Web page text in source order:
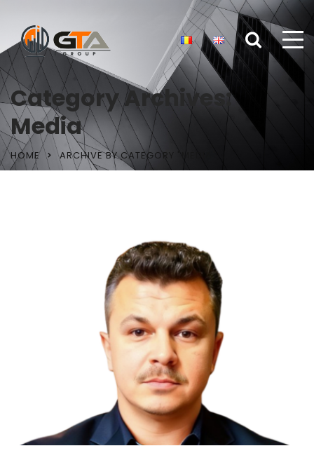
Category Archives:
Media
HOME ARCHIVE BY CATEGORY "MEDIA"